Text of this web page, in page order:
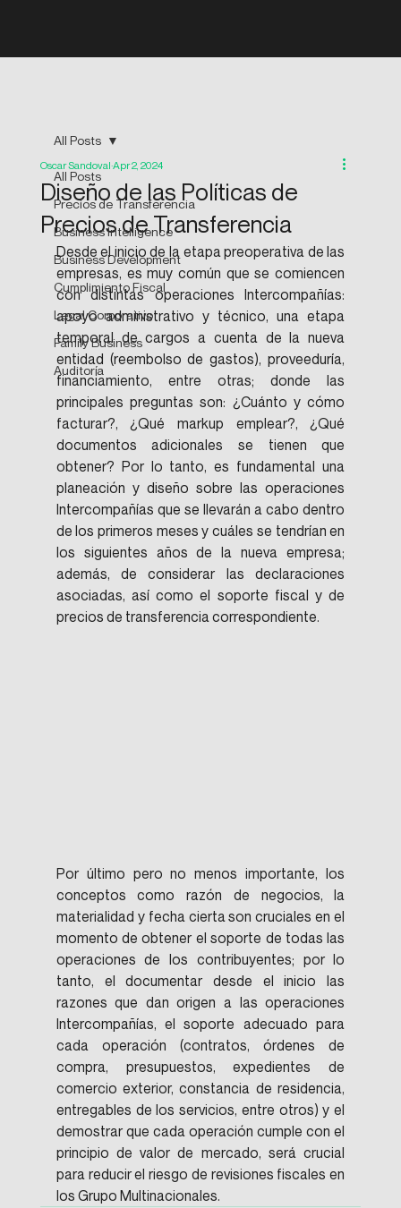
All Posts
Precios de Transferencia
Business Intelligence
Business Development
Cumplimiento Fiscal
Legal Corporativo
Family Business
Auditoría
All Posts
Diseño de las Políticas de
Precios de Transferencia
Oscar SandovalApr 2, 2024
Desde el inicio de la etapa preoperativa de las
empresas, es muy común que se comiencen
con distintas operaciones Intercompañías:
apoyo administrativo y técnico, una etapa
temporal de cargos a cuenta de la nueva
entidad (reembolso de gastos), proveeduría,
financiamiento, entre otras; donde las
principales preguntas son: ¿Cuánto y cómo
facturar?, ¿Qué markup emplear?, ¿Qué
documentos adicionales se tienen que
obtener? Por lo tanto, es fundamental una
planeación y diseño sobre las operaciones
Intercompañías que se llevarán a cabo dentro
de los primeros meses y cuáles se tendrían en
los siguientes años de la nueva empresa;
además, de considerar las declaraciones
asociadas, así como el soporte fiscal y de
precios de transferencia correspondiente.
Por último pero no menos importante, los
conceptos como razón de negocios, la
materialidad y fecha cierta son cruciales en el
momento de obtener el soporte de todas las
operaciones de los contribuyentes; por lo
tanto, el documentar desde el inicio las
razones que dan origen a las operaciones
Intercompañías, el soporte adecuado para
cada operación (contratos, órdenes de
compra, presupuestos, expedientes de
comercio exterior, constancia de residencia,
entregables de los servicios, entre otros) y el
demostrar que cada operación cumple con el
principio de valor de mercado, será crucial
para reducir el riesgo de revisiones fiscales en
los Grupo Multinacionales.